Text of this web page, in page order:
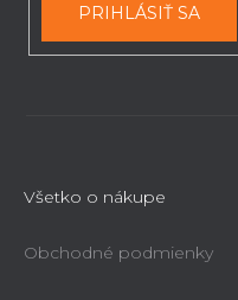
PRIHLÁSIŤ SA
Všetko o nákupe
Obchodné podmienky